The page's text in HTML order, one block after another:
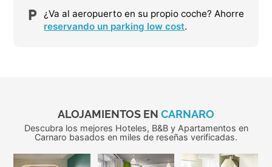
¿Va al aeropuerto en su propio coche? Ahorre
reservando un parking low cost.
ALOJAMIENTOS EN CARNARO
Descubra los mejores Hoteles, B&B y Apartamentos en
Carnaro basados en miles de reseñas verificadas.